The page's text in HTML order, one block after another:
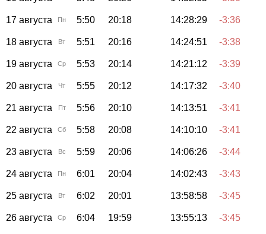
17 августа Пн 5:50 20:18 14:28:29 -3:36
18 августа Вт 5:51 20:16 14:24:51 -3:38
19 августа Ср 5:53 20:14 14:21:12 -3:39
20 августа Чт 5:55 20:12 14:17:32 -3:40
21 августа Пт 5:56 20:10 14:13:51 -3:41
22 августа Сб 5:58 20:08 14:10:10 -3:41
23 августа Вс 5:59 20:06 14:06:26 -3:44
24 августа Пн 6:01 20:04 14:02:43 -3:43
25 августа Вт 6:02 20:01 13:58:58 -3:45
26 августа Ср 6:04 19:59 13:55:13 -3:45